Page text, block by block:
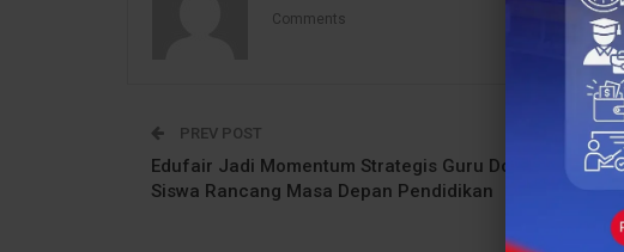
Comments
PREV POST
Edufair Jadi Momentum Strategis Guru Dorong
Siswa Rancang Masa Depan Pendidikan